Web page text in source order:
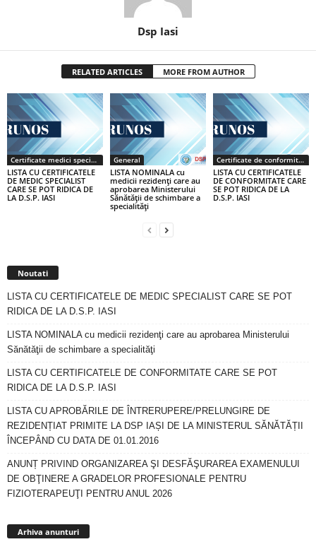
Dsp Iasi
RELATED ARTICLES MORE FROM AUTHOR
Certificate medici specialiști / primari
LISTA CU CERTIFICATELE
DE MEDIC SPECIALIST
CARE SE POT RIDICA DE
LA D.S.P. IASI
General
LISTA NOMINALA cu
medicii rezidenţi care au
aprobarea Ministerului
Sănătăţii de schimbare a
specialităţi
Certificate de conformitate
LISTA CU CERTIFICATELE
DE CONFORMITATE CARE
SE POT RIDICA DE LA
D.S.P. IASI
Noutati
LISTA CU CERTIFICATELE DE MEDIC SPECIALIST CARE SE POT
RIDICA DE LA D.S.P. IASI
LISTA NOMINALA cu medicii rezidenţi care au aprobarea Ministerului
Sănătăţii de schimbare a specialităţi
LISTA CU CERTIFICATELE DE CONFORMITATE CARE SE POT
RIDICA DE LA D.S.P. IASI
LISTA CU APROBĂRILE DE ÎNTRERUPERE/PRELUNGIRE DE
REZIDENȚIAT PRIMITE LA DSP IAȘI DE LA MINISTERUL SĂNĂTĂȚII
ÎNCEPÂND CU DATA DE 01.01.2016
ANUNȚ PRIVIND ORGANIZAREA ŞI DESFĂŞURAREA EXAMENULUI
DE OBŢINERE A GRADELOR PROFESIONALE PENTRU
FIZIOTERAPEUŢI PENTRU ANUL 2026
Arhiva anunturi